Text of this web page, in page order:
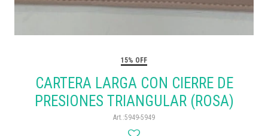
15% OFF
CARTERA LARGA CON CIERRE DE
PRESIONES TRIANGULAR (ROSA)
5949-5949